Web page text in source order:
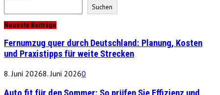
Suchen
Neueste Beiträge
Fernumzug quer durch Deutschland: Planung, Kosten
und Praxistipps für weite Strecken
8. Juni 20268. Juni 20260